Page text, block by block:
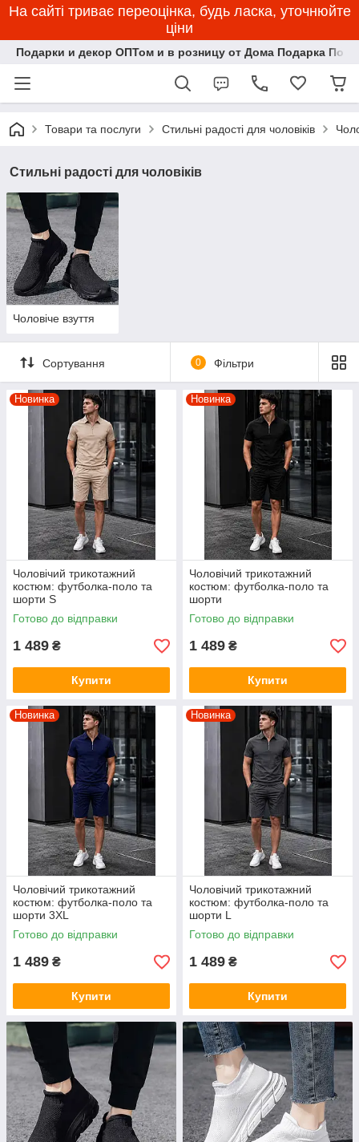
На сайті триває переоцінка, будь ласка, уточнюйте
ціни
Подарки и декор ОПТом и в розницу от Дома Подарка
Товари та послуги Стильні радості для чоловіків
Стильні радості для чоловіків
Чоловіче взуття
Сортування 0 Фільтри
Новинка
Чоловічий трикотажний
костюм: футболка-поло та
шорти S
Готово до відправки
1 489 ₴
Купити
Новинка
Чоловічий трикотажний
костюм: футболка-поло та
шорти
Готово до відправки
1 489 ₴
Купити
Новинка
Чоловічий трикотажний
костюм: футболка-поло та
шорти 3XL
Готово до відправки
1 489 ₴
Купити
Новинка
Чоловічий трикотажний
костюм: футболка-поло та
шорти L
Готово до відправки
1 489 ₴
Купити